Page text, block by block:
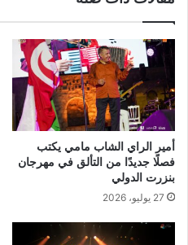
أمير الراي الشاب مامي يكتب
فصلًا جديدًا من التألق في مهرجان
بنزرت الدولي
27 يوليو، 2026